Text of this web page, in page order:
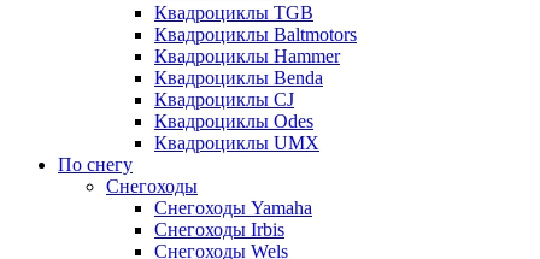
Квадроциклы TGB
Квадроциклы Baltmotors
Квадроциклы Hammer
Квадроциклы Benda
Квадроциклы CJ
Квадроциклы Odes
Квадроциклы UMX
По снегу
Снегоходы
Снегоходы Yamaha
Снегоходы Irbis
Снегоходы Wels